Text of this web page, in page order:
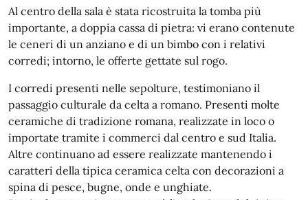
Al centro della sala è stata ricostruita la tomba più
importante, a doppia cassa di pietra: vi erano contenute
le ceneri di un anziano e di un bimbo con i relativi
corredi; intorno, le offerte gettate sul rogo.
I corredi presenti nelle sepolture, testimoniano il
passaggio culturale da celta a romano. Presenti molte
ceramiche di tradizione romana, realizzate in loco o
importate tramite i commerci dal centro e sud Italia.
Altre continuano ad essere realizzate mantenendo i
caratteri della tipica ceramica celta con decorazioni a
spina di pesce, bugne, onde e unghiate.